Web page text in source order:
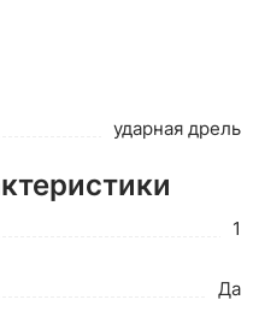
ударная дрель
1
Да